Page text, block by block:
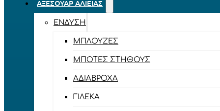
ΑΞΕΣΟΥΆΡ ΑΛΙΕΊΑΣ
ΈΝΔΥΣΗ
ΜΠΛΟΎΖΕΣ
ΜΠΌΤΕΣ ΣΤΉΘΟΥΣ
ΑΔΙΆΒΡΟΧΑ
ΓΙΛΈΚΑ